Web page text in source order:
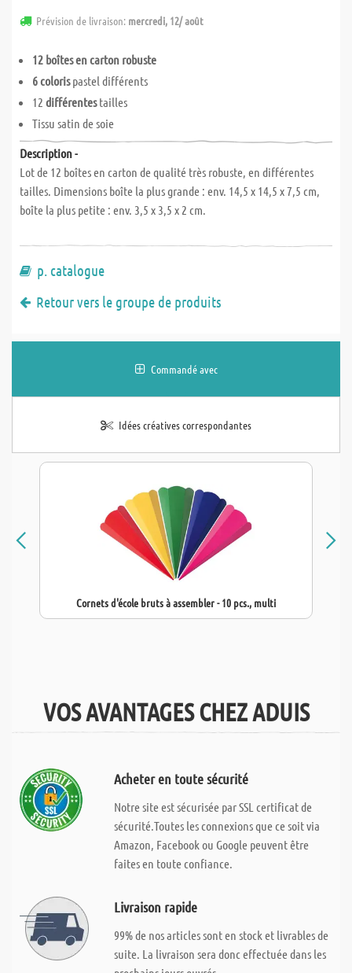
Prévision de livraison: mercredi, 12/ août
12 boîtes en carton robuste
6 colorispastel différents
12 différentestailles
Tissu satin de soie
Description -
Lot de 12 boîtes en carton de qualité très robuste, en différentes
tailles. Dimensions boîte la plus grande : env. 14,5 x 14,5 x 7,5 cm,
boîte la plus petite : env. 3,5 x 3,5 x 2 cm.
p. catalogue
Retour vers le groupe de produits
Commandé avec
Idées créatives correspondantes
Cornets d'école bruts à assembler - 10 pcs., multi
VOS AVANTAGES CHEZ ADUIS
Acheter en toute sécurité
Notre site est sécurisée par SSL certificat de
sécurité.Toutes les connexions que ce soit via
Amazon, Facebook ou Google peuvent être
faites en toute confiance.
Livraison rapide
99% de nos articles sont en stock et livrables de
suite. La livraison sera donc effectuée dans les